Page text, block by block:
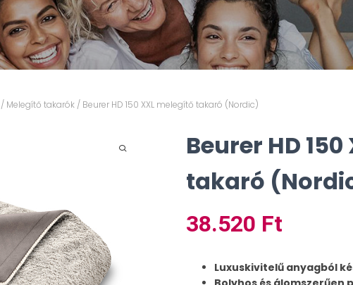
/ Melegítő takarók / Beurer HD 150 XXL melegítő takaró (Nordic)
Beurer HD
takaró
38.520 Ft
Luxuskivitelű anyagból